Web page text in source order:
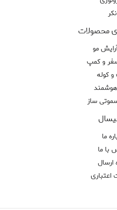
محصولات
مو
و کمپ
کوله
ساز
ما
با ما
ارسال
اعتباری